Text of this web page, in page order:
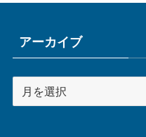
アーカイブ
ー